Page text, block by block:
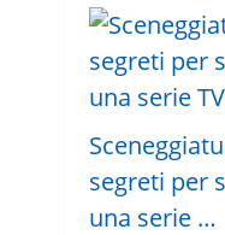
segreti per
una serie …